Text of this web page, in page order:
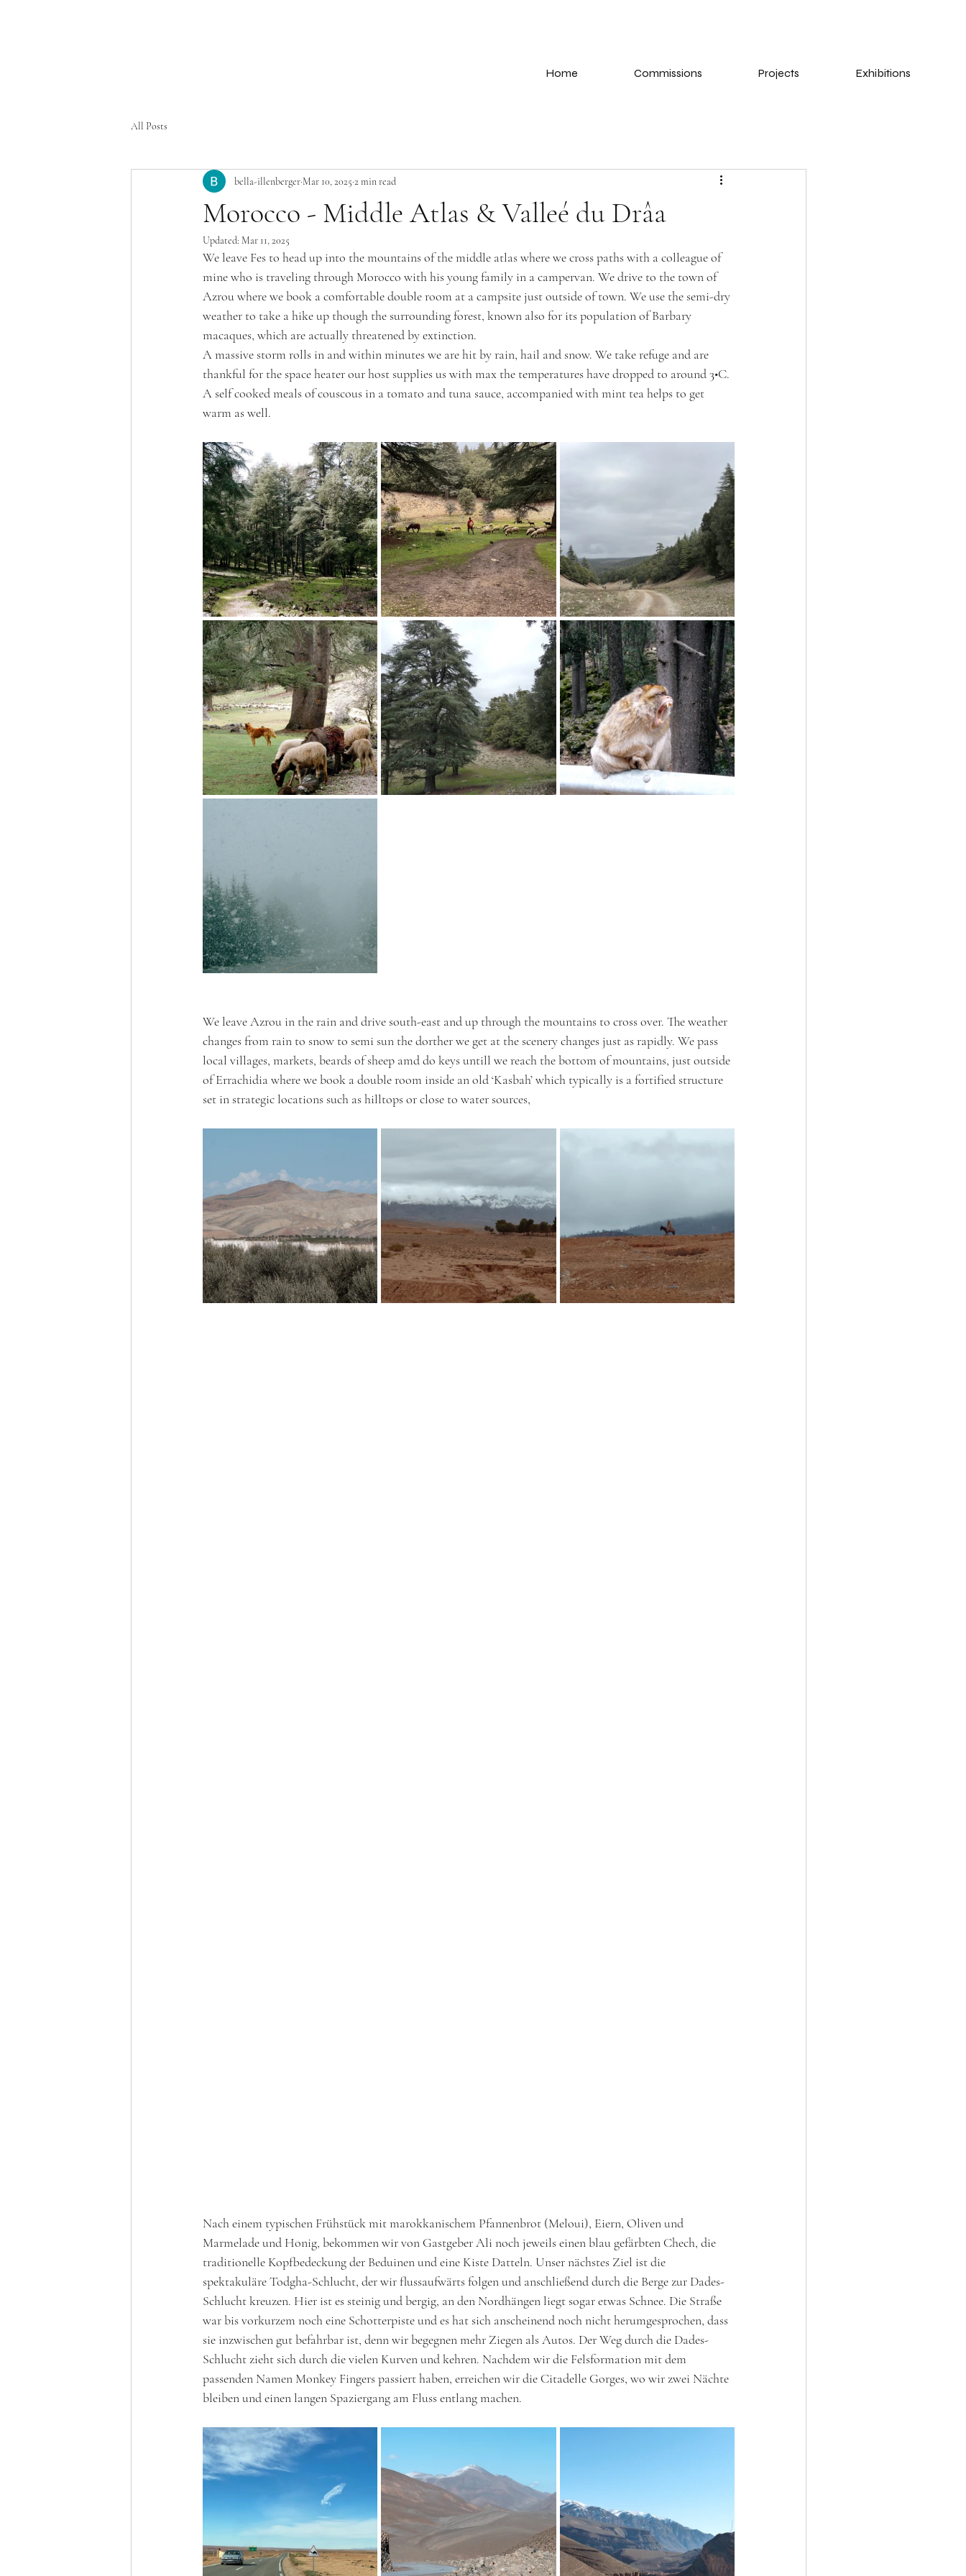
Home Commissions Projects Exhibitions
All Posts
Morocco - Middle Atlas & Valleé du Drâa
bella-illenberger Mar 10, 2025 2 min read
Updated: Mar 11, 2025
We leave Fes to head up into the mountains of the middle atlas where we cross paths with a colleague of
mine who is traveling through Morocco with his young family in a campervan. We drive to the town of
Azrou where we book a comfortable double room at a campsite just outside of town. We use the semi-dry
weather to take a hike up though the surrounding forest, known also for its population of Barbary
macaques, which are actually threatened by extinction.
A massive storm rolls in and within minutes we are hit by rain, hail and snow. We take refuge and are
thankful for the space heater our host supplies us with max the temperatures have dropped to around 3•C.
A self cooked meals of couscous in a tomato and tuna sauce, accompanied with mint tea helps to get
warm as well.
We leave Azrou in the rain and drive south-east and up through the mountains to cross over. The weather
changes from rain to snow to semi sun the dorther we get at the scenery changes just as rapidly. We pass
local villages, markets, beards of sheep amd do keys untill we reach the bottom of mountains, just outside
of Errachidia where we book a double room inside an old ‘Kasbah’ which typically is a fortified structure
set in strategic locations such as hilltops or close to water sources,
Nach einem typischen Frühstück mit marokkanischem Pfannenbrot (Meloui), Eiern, Oliven und
Marmelade und Honig, bekommen wir von Gastgeber Ali noch jeweils einen blau gefärbten Chech, die
traditionelle Kopfbedeckung der Beduinen und eine Kiste Datteln. Unser nächstes Ziel ist die
spektakuläre Todgha-Schlucht, der wir flussaufwärts folgen und anschließend durch die Berge zur Dades-
Schlucht kreuzen. Hier ist es steinig und bergig, an den Nordhängen liegt sogar etwas Schnee. Die Straße
war bis vorkurzem noch eine Schotterpiste und es hat sich anscheinend noch nicht herumgesprochen, dass
sie inzwischen gut befahrbar ist, denn wir begegnen mehr Ziegen als Autos. Der Weg durch die Dades-
Schlucht zieht sich durch die vielen Kurven und kehren. Nachdem wir die Felsformation mit dem
passenden Namen Monkey Fingers passiert haben, erreichen wir die Citadelle Gorges, wo wir zwei Nächte
bleiben und einen langen Spaziergang am Fluss entlang machen.